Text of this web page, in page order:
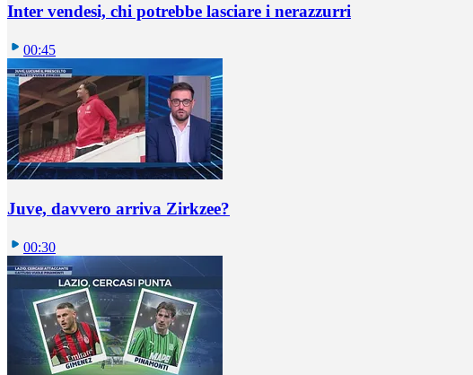
Inter vendesi, chi potrebbe lasciare i nerazzurri
00:45
Juve, davvero arriva Zirkzee?
00:30